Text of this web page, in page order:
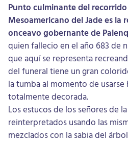
Punto culminante del
Mesoamericano del Jade es la
onceavo gobernante de
quien fallecio en el año 683 de
que aquí se representa
del funeral tiene un gran
la tumba al momento de usarse
totalmente decorada.
Los estucos de los señores de
reinterpretados usando las
mezclados con la sabia del